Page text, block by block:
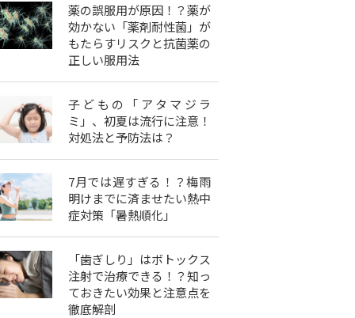
薬の誤服用が原因！？薬が
効かない「薬剤耐性菌」が
もたらすリスクと抗菌薬の
正しい服用法
子どもの「アタマジラ
ミ」、初夏は流行に注意！
対処法と予防法は？
7月では遅すぎる！？梅雨
明けまでに済ませたい熱中
症対策「暑熱順化」
「歯ぎしり」はボトックス
注射で治療できる！？知っ
ておきたい効果と注意点を
徹底解剖